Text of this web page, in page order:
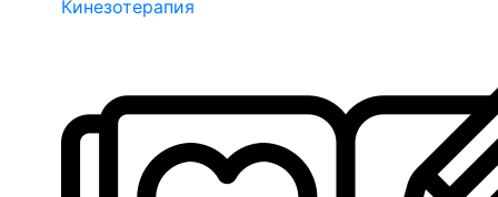
Кинезотерапия